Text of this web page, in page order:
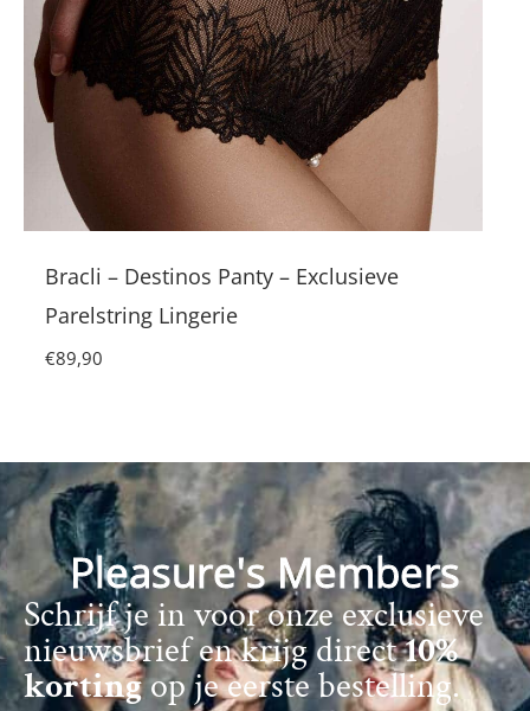
Bracli – Destinos Panty – Exclusieve
Parelstring Lingerie
€89,90
Pleasure's Members
Schrijf je in voor onze exclusieve
nieuwsbrief en krijg direct10%
kortingop je eerste bestelling.